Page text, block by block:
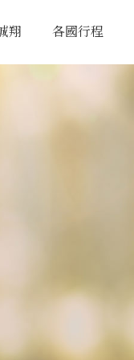
翔 各國行程